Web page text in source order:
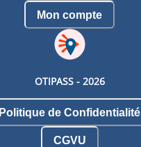
Mon compte
OTIPASS - 2026
Politique de Confidentialité
CGVU